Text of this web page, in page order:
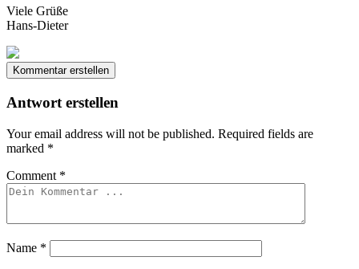
Viele Grüße
Hans-Dieter
Kommentar erstellen
Antwort erstellen
Your email address will not be published. Required fields are
marked *
Comment *
Name *